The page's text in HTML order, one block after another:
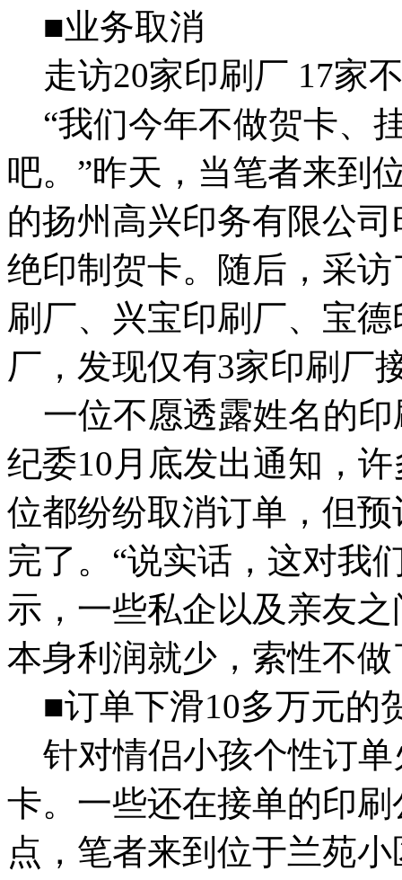
■业务取消
走访20家印刷厂 17家
“我们今年不做贺卡、
吧。”昨天，当笔者来到
的扬州高兴印务有限公
绝印制贺卡。随后，采
刷厂、兴宝印刷厂、宝
厂，发现仅有3家印刷厂
一位不愿透露姓名的印
纪委10月底发出通知，
位都纷纷取消订单，但
完了。“说实话，这对我
示，一些私企以及亲友
本身利润就少，索性不做
■订单下滑10多万元的
针对情侣小孩个性订单
卡。一些还在接单的印
点，笔者来到位于兰苑